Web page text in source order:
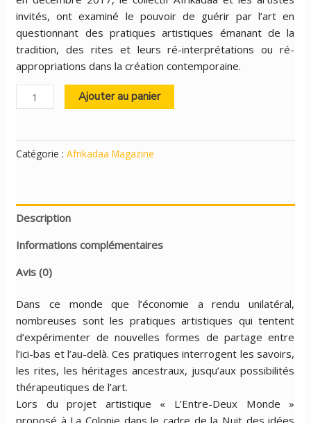
invités, ont examiné le pouvoir de guérir par l’art en
questionnant des pratiques artistiques émanant de la
tradition, des rites et leurs ré-interprétations ou ré-
appropriations dans la création contemporaine.
quantité
de
-
MONDE,
L'ART
COMME
DE
(Digital)
Ajouter au panier
Catégorie :Afrikadaa Magazine
Description
Informations complémentaires
Avis (0)
Dans ce monde que l’économie a rendu unilatéral,
nombreuses sont les pratiques artistiques qui tentent
d’expérimenter de nouvelles formes de partage entre
l’ici-bas et l’au-delà. Ces pratiques interrogent les savoirs,
les rites, les héritages ancestraux, jusqu’aux possibilités
thérapeutiques de l’art.
Lors du projet artistique « L’Entre-Deux Monde »